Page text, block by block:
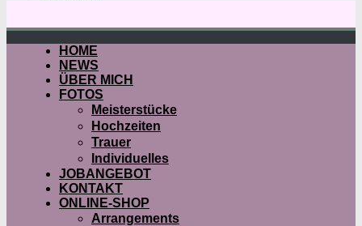
HOME
NEWS
ÜBER MICH
FOTOS
Meisterstücke
Hochzeiten
Trauer
Individuelles
JOBANGEBOT
KONTAKT
ONLINE-SHOP
Arrangements